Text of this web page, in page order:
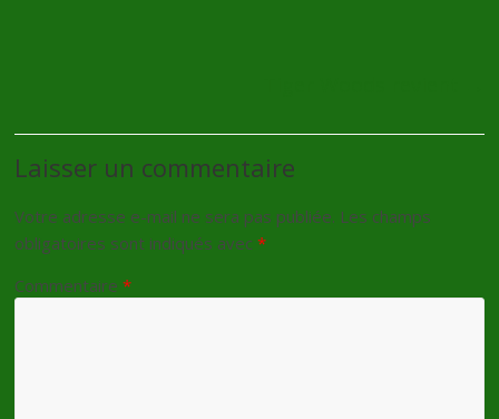
Laisser un commentaire
Votre adresse e-mail ne sera pas publiée. Les champs
obligatoires sont indiqués avec*
Commentaire*